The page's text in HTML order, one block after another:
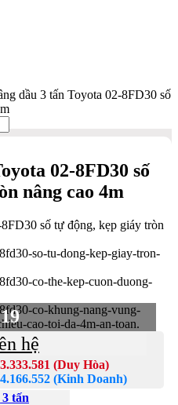
dầu 3 tấn Toyota 02-8FD30 số
02-8FD30 số
nâng cao 4m
hệ
(Duy Hòa)
(Kinh Doanh)
tấn